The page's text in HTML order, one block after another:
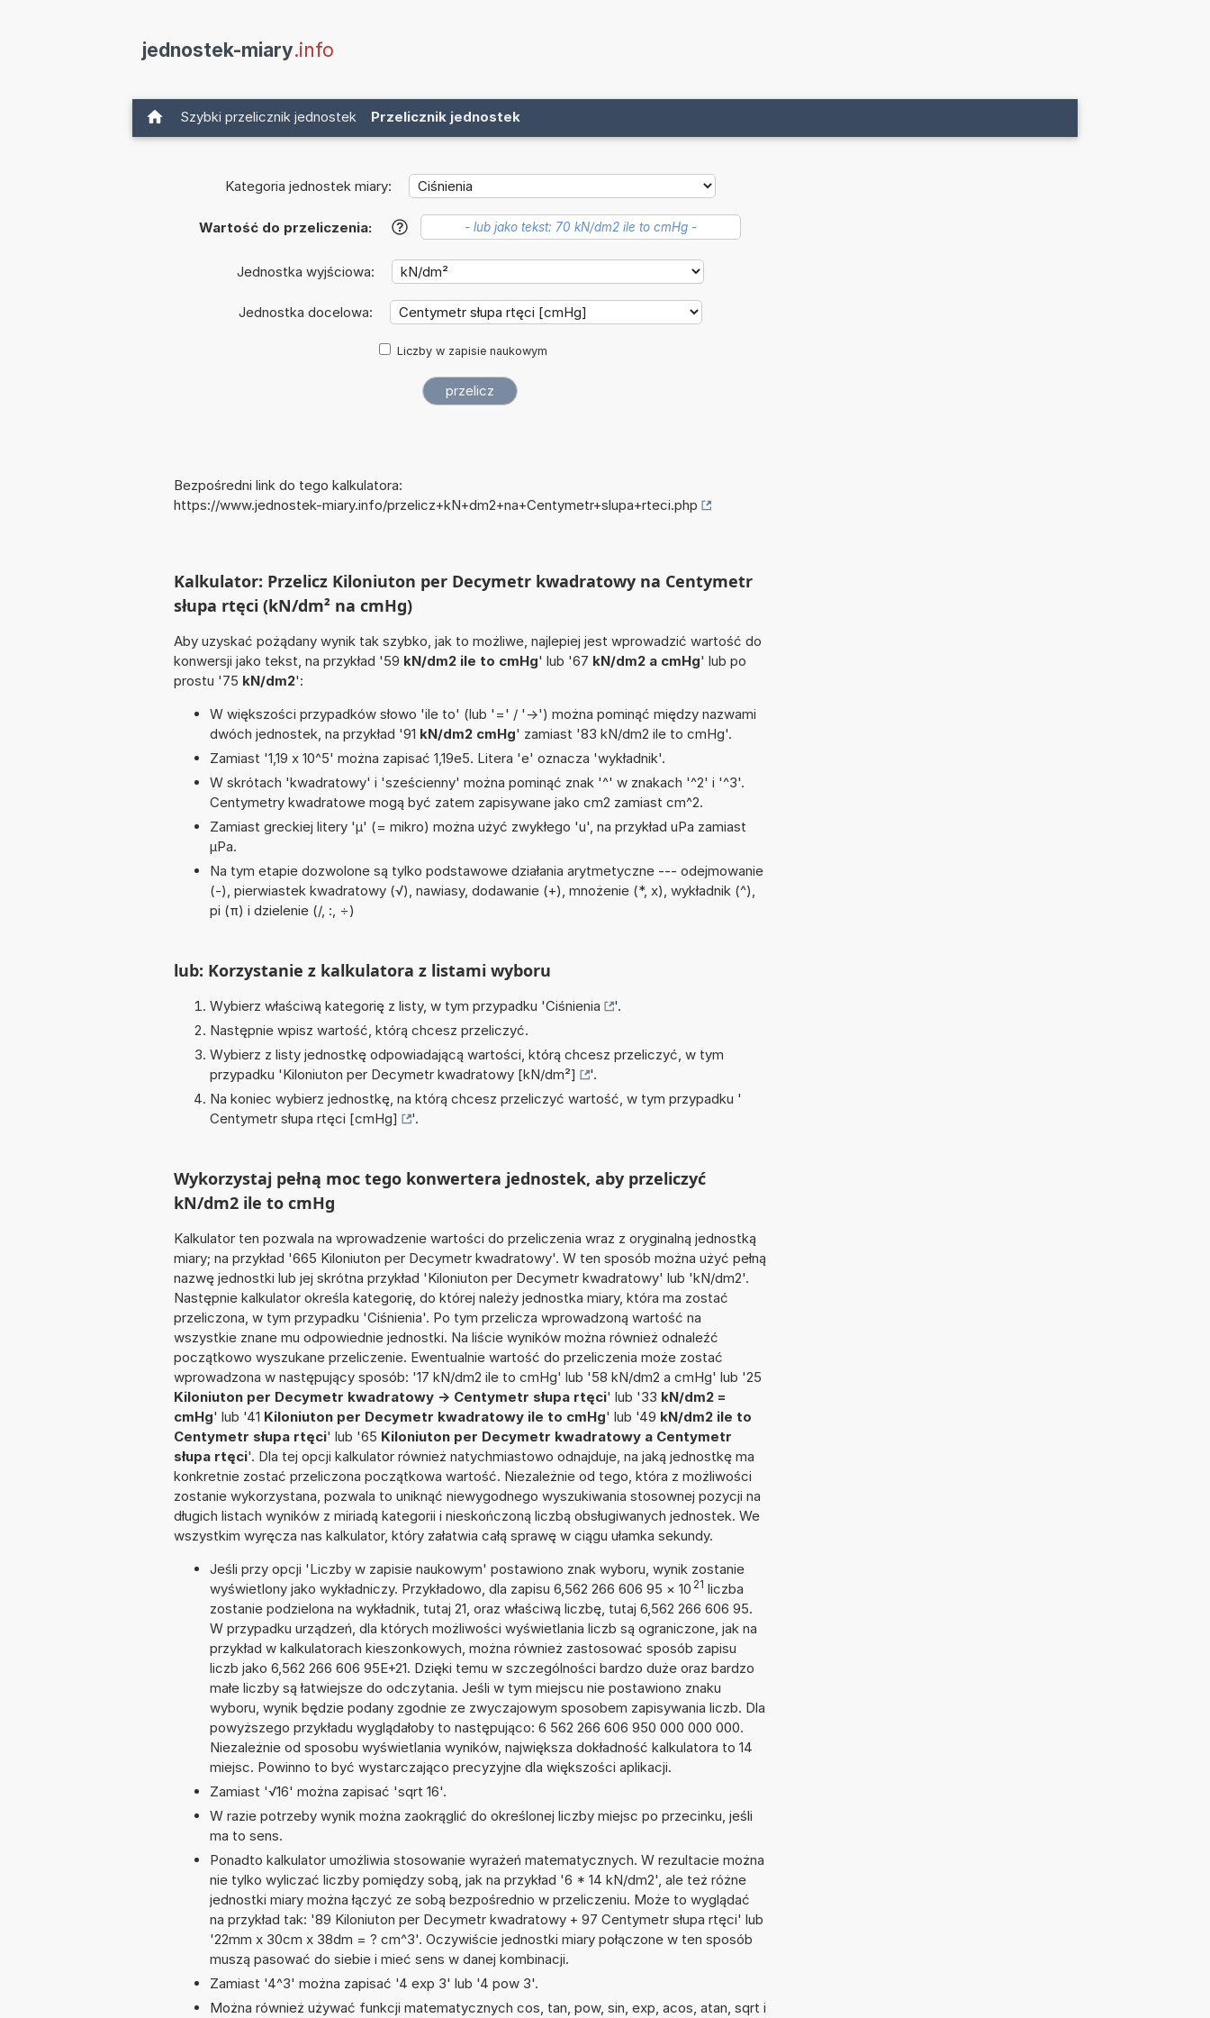
jednostek-miary.info
Szybki przelicznik jednostek Przelicznik jednostek
Kategoria jednostek miary:
Wartość do przeliczenia: ?
Jednostka wyjściowa:
Jednostka docelowa:
Liczby w zapisie naukowym
Bezpośredni link do tego kalkulatora:
https://www.jednostek-miary.info/przelicz+kN+dm2+na+Centymetr+slupa+rteci.php
Kalkulator: Przelicz Kiloniuton per Decymetr kwadratowy na Centymetr
słupa rtęci (kN/dm² na cmHg)
Aby uzyskać pożądany wynik tak szybko, jak to możliwe, najlepiej jest wprowadzić wartość do
konwersji jako tekst, na przykład '59 kN/dm2 ile to cmHg' lub '67 kN/dm2 a cmHg' lub po
prostu '75 kN/dm2':
W większości przypadków słowo 'ile to' (lub '=' / '->') można pominąć między nazwami
dwóch jednostek, na przykład '91 kN/dm2 cmHg' zamiast '83 kN/dm2 ile to cmHg'.
Zamiast '1,19 x 10^5' można zapisać 1,19e5. Litera 'e' oznacza 'wykładnik'.
W skrótach 'kwadratowy' i 'sześcienny' można pominąć znak '^' w znakach '^2' i '^3'.
Centymetry kwadratowe mogą być zatem zapisywane jako cm2 zamiast cm^2.
Zamiast greckiej litery 'µ' (= mikro) można użyć zwykłego 'u', na przykład uPa zamiast
µPa.
Na tym etapie dozwolone są tylko podstawowe działania arytmetyczne --- odejmowanie
(-), pierwiastek kwadratowy (√), nawiasy, dodawanie (+), mnożenie (*, x), wykładnik (^),
pi (π) i dzielenie (/, :, ÷)
lub: Korzystanie z kalkulatora z listami wyboru
Wybierz właściwą kategorię z listy, w tym przypadku 'Ciśnienia
'.
Następnie wpisz wartość, którą chcesz przeliczyć.
Wybierz z listy jednostkę odpowiadającą wartości, którą chcesz przeliczyć, w tym
przypadku 'Kiloniuton per Decymetr kwadratowy [kN/dm²]
'.
Na koniec wybierz jednostkę, na którą chcesz przeliczyć wartość, w tym przypadku '
Centymetr słupa rtęci [cmHg]
'.
Wykorzystaj pełną moc tego konwertera jednostek, aby przeliczyć
kN/dm2 ile to cmHg
Kalkulator ten pozwala na wprowadzenie wartości do przeliczenia wraz z oryginalną jednostką
miary; na przykład '665 Kiloniuton per Decymetr kwadratowy'. W ten sposób można użyć pełną
nazwę jednostki lub jej skrótna przykład 'Kiloniuton per Decymetr kwadratowy' lub 'kN/dm2'.
Następnie kalkulator określa kategorię, do której należy jednostka miary, która ma zostać
przeliczona, w tym przypadku 'Ciśnienia'. Po tym przelicza wprowadzoną wartość na
wszystkie znane mu odpowiednie jednostki. Na liście wyników można również odnaleźć
początkowo wyszukane przeliczenie. Ewentualnie wartość do przeliczenia może zostać
wprowadzona w następujący sposób: '17 kN/dm2 ile to cmHg' lub '58 kN/dm2 a cmHg' lub '25
Kiloniuton per Decymetr kwadratowy -> Centymetr słupa rtęci' lub '33 kN/dm2 =
cmHg' lub '41 Kiloniuton per Decymetr kwadratowy ile to cmHg' lub '49 kN/dm2 ile to
Centymetr słupa rtęci' lub '65 Kiloniuton per Decymetr kwadratowy a Centymetr
słupa rtęci'. Dla tej opcji kalkulator również natychmiastowo odnajduje, na jaką jednostkę ma
konkretnie zostać przeliczona początkowa wartość. Niezależnie od tego, która z możliwości
zostanie wykorzystana, pozwala to uniknąć niewygodnego wyszukiwania stosownej pozycji na
długich listach wyników z miriadą kategorii i nieskończoną liczbą obsługiwanych jednostek. We
wszystkim wyręcza nas kalkulator, który załatwia całą sprawę w ciągu ułamka sekundy.
Jeśli przy opcji 'Liczby w zapisie naukowym' postawiono znak wyboru, wynik zostanie
wyświetlony jako wykładniczy. Przykładowo, dla zapisu 6,562 266 606 95 × 10 21 liczba
zostanie podzielona na wykładnik, tutaj 21, oraz właściwą liczbę, tutaj 6,562 266 606 95.
W przypadku urządzeń, dla których możliwości wyświetlania liczb są ograniczone, jak na
przykład w kalkulatorach kieszonkowych, można również zastosować sposób zapisu
liczb jako 6,562 266 606 95E+21. Dzięki temu w szczególności bardzo duże oraz bardzo
małe liczby są łatwiejsze do odczytania. Jeśli w tym miejscu nie postawiono znaku
wyboru, wynik będzie podany zgodnie ze zwyczajowym sposobem zapisywania liczb. Dla
powyższego przykładu wyglądałoby to następująco: 6 562 266 606 950 000 000 000.
Niezależnie od sposobu wyświetlania wyników, największa dokładność kalkulatora to 14
miejsc. Powinno to być wystarczająco precyzyjne dla większości aplikacji.
Zamiast '√16' można zapisać 'sqrt 16'.
W razie potrzeby wynik można zaokrąglić do określonej liczby miejsc po przecinku, jeśli
ma to sens.
Ponadto kalkulator umożliwia stosowanie wyrażeń matematycznych. W rezultacie można
nie tylko wyliczać liczby pomiędzy sobą, jak na przykład '6 * 14 kN/dm2', ale też różne
jednostki miary można łączyć ze sobą bezpośrednio w przeliczeniu. Może to wyglądać
na przykład tak: '89 Kiloniuton per Decymetr kwadratowy + 97 Centymetr słupa rtęci' lub
'22mm x 30cm x 38dm = ? cm^3'. Oczywiście jednostki miary połączone w ten sposób
muszą pasować do siebie i mieć sens w danej kombinacji.
Zamiast '4^3' można zapisać '4 exp 3' lub '4 pow 3'.
Można również używać funkcji matematycznych cos, tan, pow, sin, exp, acos, atan, sqrt i